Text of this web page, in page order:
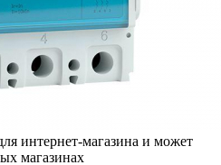
интернет-магазина и может
магазинах